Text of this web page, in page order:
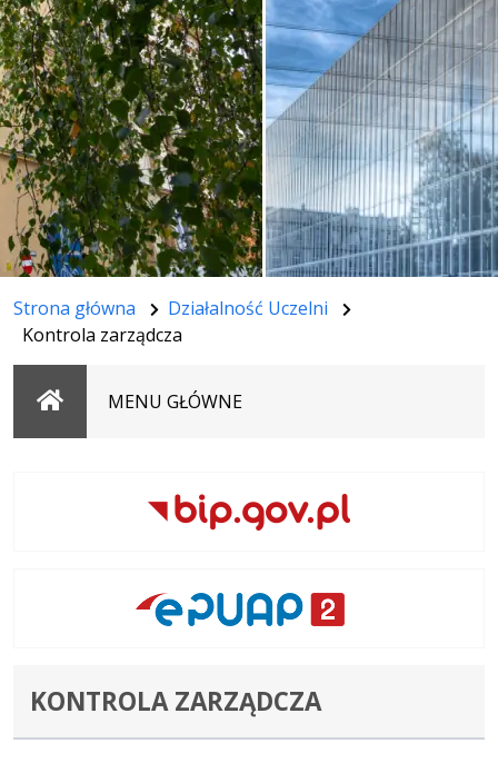
Strona główna
Działalność Uczelni
Kontrola zarządcza
StronaMENU GŁÓWNE
KONTROLA ZARZĄDCZA